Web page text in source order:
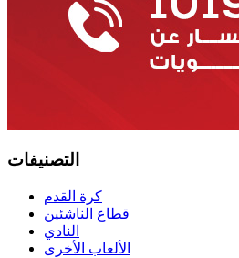
التصنيفات
كرة القدم
قطاع الناشئين
النادي
الألعاب الأخرى